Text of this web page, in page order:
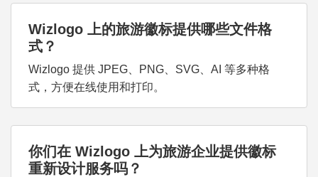
Wizlogo 上的旅游徽标提供哪些文件格
式？
Wizlogo 提供 JPEG、PNG、SVG、AI 等多种格
式，方便在线使用和打印。
你们在 Wizlogo 上为旅游企业提供徽标
重新设计服务吗？